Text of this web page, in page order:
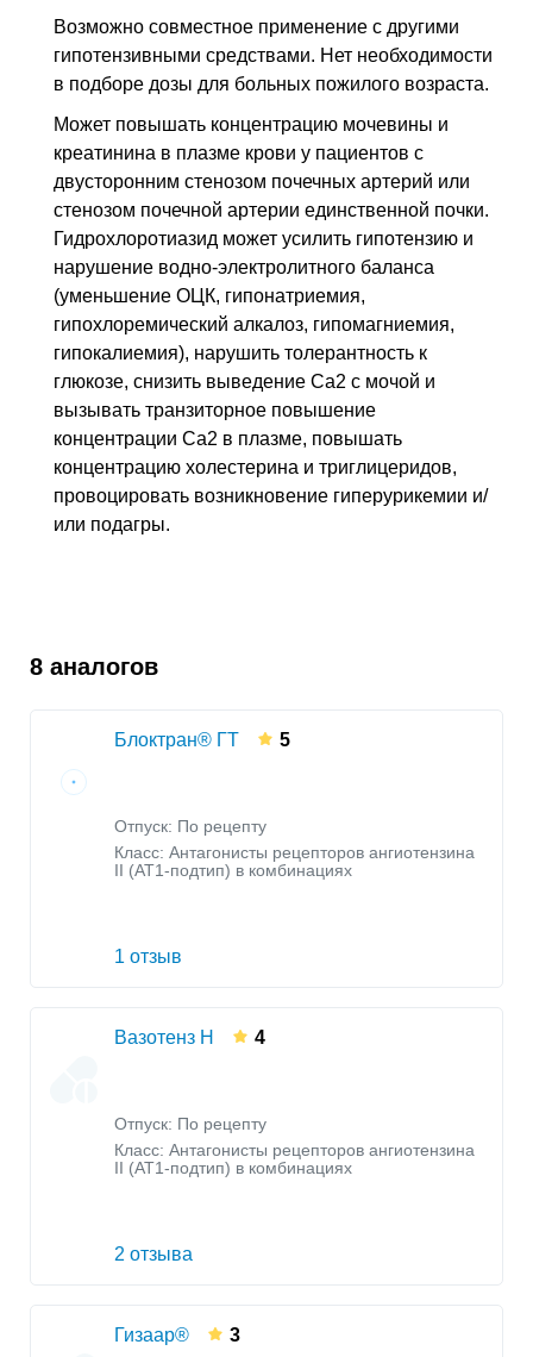
Возможно совместное применение с другими
гипотензивными средствами. Нет необходимости
в подборе дозы для больных пожилого возраста.
Может повышать концентрацию мочевины и
креатинина в плазме крови у пациентов с
двусторонним стенозом почечных артерий или
стенозом почечной артерии единственной почки.
Гидрохлоротиазид может усилить гипотензию и
нарушение водно-электролитного баланса
(уменьшение ОЦК, гипонатриемия,
гипохлоремический алкалоз, гипомагниемия,
гипокалиемия), нарушить толерантность к
глюкозе, снизить выведение Ca2 с мочой и
вызывать транзиторное повышение
концентрации Ca2 в плазме, повышать
концентрацию холестерина и триглицеридов,
провоцировать возникновение гиперурикемии и/
или подагры.
8 аналогов
Блоктран® ГТ 5
Отпуск: По рецепту
Класс: Антагонисты рецепторов ангиотензина
II (AT1-подтип) в комбинациях
1 отзыв
Вазотенз Н 4
Отпуск: По рецепту
Класс: Антагонисты рецепторов ангиотензина
II (AT1-подтип) в комбинациях
2 отзыва
Гизаар® 3